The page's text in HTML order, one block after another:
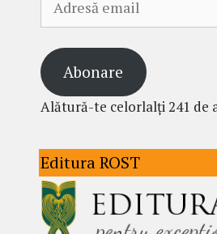
email
Abonare
Alătură-te celorlalți 241 de
Editura ROST